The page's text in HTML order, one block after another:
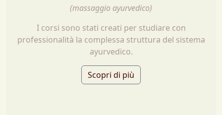
(massaggio ayurvedico)
I corsi sono stati creati per studiare con
professionalità la complessa struttura del sistema
ayurvedico.
Scopri di più